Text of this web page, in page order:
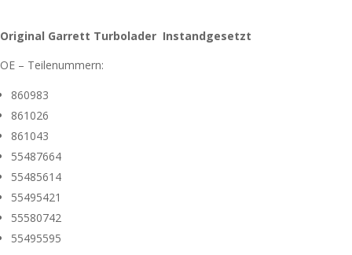
Original Garrett Turbolader Instandgesetzt
OE – Teilenummern:
860983
861026
861043
55487664
55485614
55495421
55580742
55495595